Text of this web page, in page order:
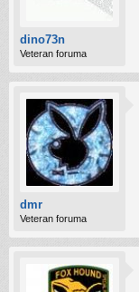
dino73n
Veteran foruma
dmr
Veteran foruma